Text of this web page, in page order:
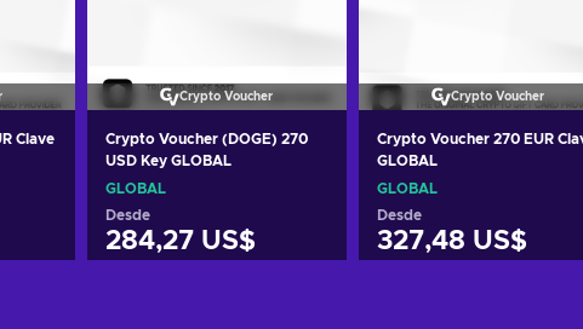
Clave
Crypto Voucher
Crypto Voucher (DOGE) 270
USD Key GLOBAL
GLOBAL
Desde
284,27 US$
Crypto Voucher
Crypto Voucher 270 EUR
GLOBAL
GLOBAL
Desde
327,48 US$